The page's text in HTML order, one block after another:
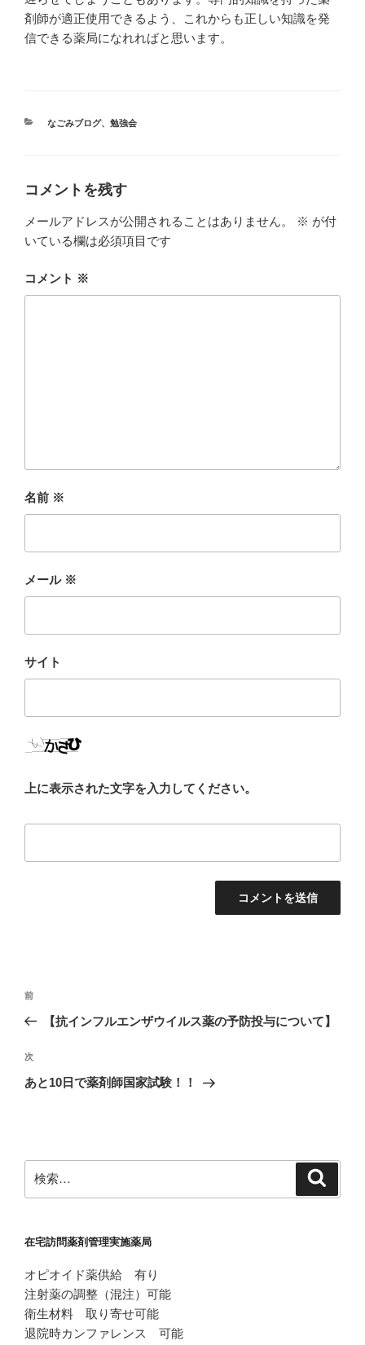
剤師が適正使用できるよう、これからも正しい知識を発
信できる薬局になれればと思います。
カ
なごみブログ、 勉強会
コメントを残す
メールアドレスが公開されることはありません。 ※ が付
いている欄は必須項目です
コメント ※
名前 ※
メール ※
サイト
上に表示された文字を入力してください。
投
ビ
ゲ
ン
前
の
稿
前
【抗インフルエンザウイルス薬の予防投与について】
次
の
次
あと10日で薬剤師国家試験！！
索:
在宅訪問薬剤管理実施薬局
オピオイド薬供給 有り
注射薬の調整（混注）可能
衛生材料 取り寄せ可能
退院時カンファレンス 可能